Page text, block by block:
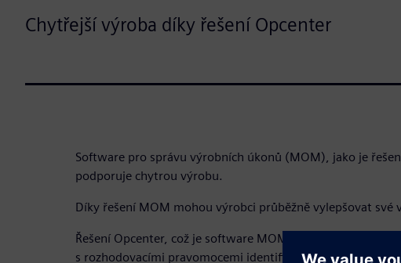
Chytřejší výroba díky řešení Opcenter
Software pro správu výrobních úkonů (MOM), jako je
podporuje chytrou výrobu.
Díky řešení MOM mohou výrobci průběžně vylepšovat své
Řešení Opcenter, což je software MOM, usnadňuje
s rozhodovacími pravomocemi identifikovat oblasti, ve